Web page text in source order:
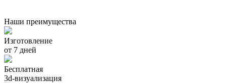
Наши преимущества
Изготовление
от 7 дней
Бесплатная
3d-визуализация